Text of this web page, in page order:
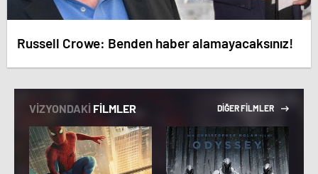
Russell Crowe: Benden haber alamayacaksınız!
VİZYONDAKİ FİLMLER DİĞER FİLMLER